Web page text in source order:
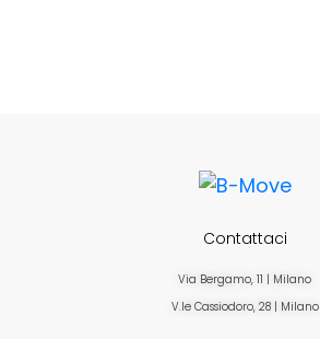
Contattaci
Via Bergamo, 11 | Milano
V.le Cassiodoro, 28 | Milano